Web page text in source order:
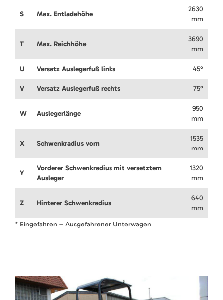
S Max. Entladehöhe
2630
mm
T Max. Reichhöhe
3690
mm
U Versatz Auslegerfuß links 45°
V Versatz Auslegerfuß rechts 75°
W Auslegerlänge
950
mm
X Schwenkradius vorn
1535
mm
Y
Vorderer Schwenkradius mit versetztem
Ausleger
1320
mm
Z Hinterer Schwenkradius
640
mm
* Eingefahren – Ausgefahrener Unterwagen